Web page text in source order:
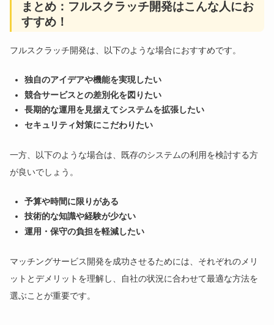
まとめ：フルスクラッチ開発はこんな人にお
すすめ！
フルスクラッチ開発は、以下のような場合におすすめです。
独自のアイデアや機能を実現したい
競合サービスとの差別化を図りたい
長期的な運用を見据えてシステムを拡張したい
セキュリティ対策にこだわりたい
一方、以下のような場合は、既存のシステムの利用を検討する方
が良いでしょう。
予算や時間に限りがある
技術的な知識や経験が少ない
運用・保守の負担を軽減したい
マッチングサービス開発を成功させるためには、それぞれのメリ
ットとデメリットを理解し、自社の状況に合わせて最適な方法を
選ぶことが重要です。